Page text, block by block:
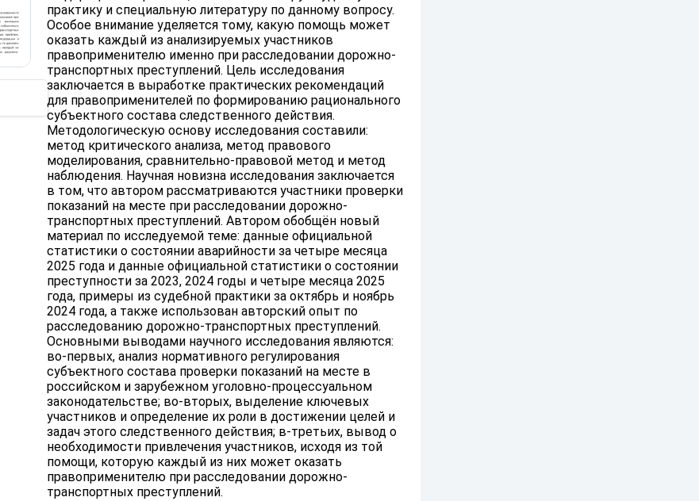
практику и специальную литературу по данному вопросу.
Особое внимание уделяется тому, какую помощь может
оказать каждый из анализируемых участников
правоприменителю именно при расследовании дорожно-
транспортных преступлений. Цель исследования
заключается в выработке практических рекомендаций
для правоприменителей по формированию рационального
субъектного состава следственного действия.
Методологическую основу исследования составили:
метод критического анализа, метод правового
моделирования, сравнительно-правовой метод и метод
наблюдения. Научная новизна исследования заключается
в том, что автором рассматриваются участники проверки
показаний на месте при расследовании дорожно-
транспортных преступлений. Автором обобщён новый
материал по исследуемой теме: данные официальной
статистики о состоянии аварийности за четыре месяца
2025 года и данные официальной статистики о состоянии
преступности за 2023, 2024 годы и четыре месяца 2025
года, примеры из судебной практики за октябрь и ноябрь
2024 года, а также использован авторский опыт по
расследованию дорожно-транспортных преступлений.
Основными выводами научного исследования являются:
во-первых, анализ нормативного регулирования
субъектного состава проверки показаний на месте в
российском и зарубежном уголовно-процессуальном
законодательстве; во-вторых, выделение ключевых
участников и определение их роли в достижении целей и
задач этого следственного действия; в-третьих, вывод о
необходимости привлечения участников, исходя из той
помощи, которую каждый из них может оказать
правоприменителю при расследовании дорожно-
транспортных преступлений.